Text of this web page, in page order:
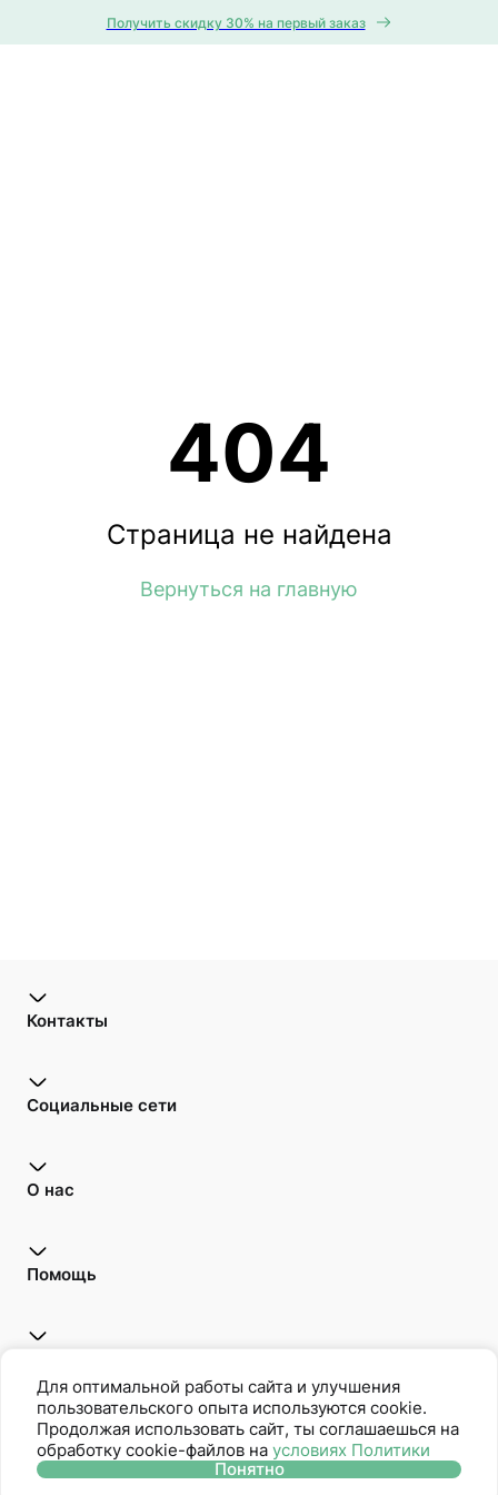
Получить скидку 30% на первый заказ
404
Страница не найдена
Вернуться на главную
Контакты
Социальные сети
О нас
Помощь
Oriflame является членом Ассоциации Прямых Продаж
Для оптимальной работы сайта и улучшения
пользовательского опыта используются cookie.
Продолжая использовать сайт, ты соглашаешься на
обработку cookie-файлов на условиях Политики
Понятно